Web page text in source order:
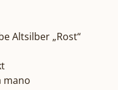
Altsilber „Rost“
mano